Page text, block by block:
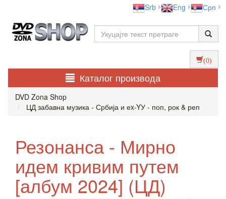
Srb Eng Срп
(0)
Каталог производа
DVD Zona Shop
ЦД забавна музика - Србија и еx-YУ - поп, рок & реп
Резонанса - Мирно
идем кривим путем
[албум 2024] (ЦД)